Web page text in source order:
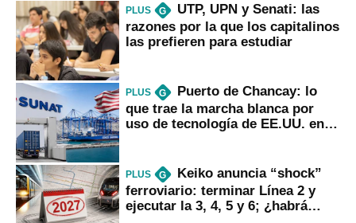
PLUS G
UTP, UPN y Senati: las
razones por la que los capitalinos
las prefieren para estudiar
PLUS G
Puerto de Chancay: lo
que trae la marcha blanca por
uso de tecnología de EE.UU. en
PLUS G
Keiko anuncia “shock”
ferroviario: terminar Línea 2 y
ejecutar la 3, 4, 5 y 6; ¿habrá